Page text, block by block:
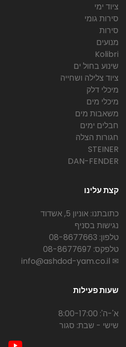
ציוד ימי
סירות גומי
סירות
מנועים
Kolibri
שינוע בחול ים
ציוד צלילה ושחייה
מיכלי דלק
מיכלי מים
משאבות מים
חבלים ימים
חגורות הצלה
STEINER
DAN-FENDER
קצת עלינו
כתובתנו: אוניון 5, אשדוד
נגישות בסניף
טלפון: 08-8677663
טלפקס: 08-8677697
✉ info@ashdod-yam.co.il
שעות פעילות
א'-ה': 8:00-17:00
שישי - שבת: סגור